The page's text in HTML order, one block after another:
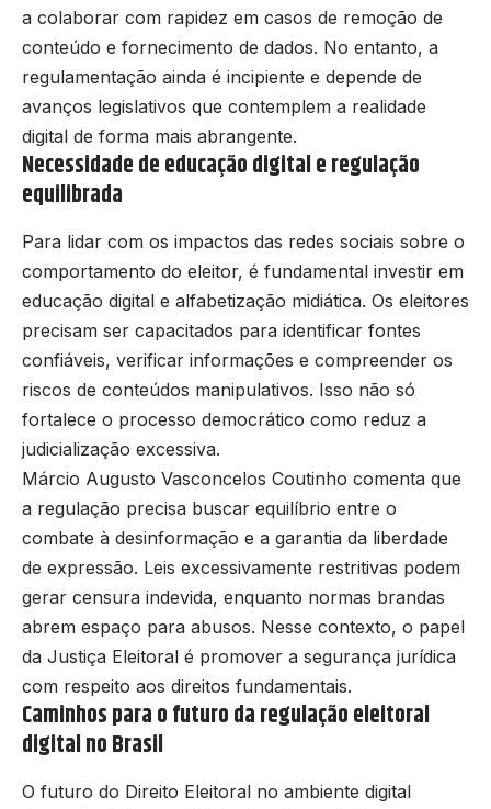
a colaborar com rapidez em casos de remoção de
conteúdo e fornecimento de dados. No entanto, a
regulamentação ainda é incipiente e depende de
avanços legislativos que contemplem a realidade
digital de forma mais abrangente.
Necessidade de educação digital e regulação
equilibrada
Para lidar com os impactos das redes sociais sobre o
comportamento do eleitor, é fundamental investir em
educação digital e alfabetização midiática. Os eleitores
precisam ser capacitados para identificar fontes
confiáveis, verificar informações e compreender os
riscos de conteúdos manipulativos. Isso não só
fortalece o processo democrático como reduz a
judicialização excessiva.
Márcio Augusto Vasconcelos Coutinho comenta que
a regulação precisa buscar equilíbrio entre o
combate à desinformação e a garantia da liberdade
de expressão. Leis excessivamente restritivas podem
gerar censura indevida, enquanto normas brandas
abrem espaço para abusos. Nesse contexto, o papel
da Justiça Eleitoral é promover a segurança jurídica
com respeito aos direitos fundamentais.
Caminhos para o futuro da regulação eleitoral
digital no Brasil
O futuro do Direito Eleitoral no ambiente digital